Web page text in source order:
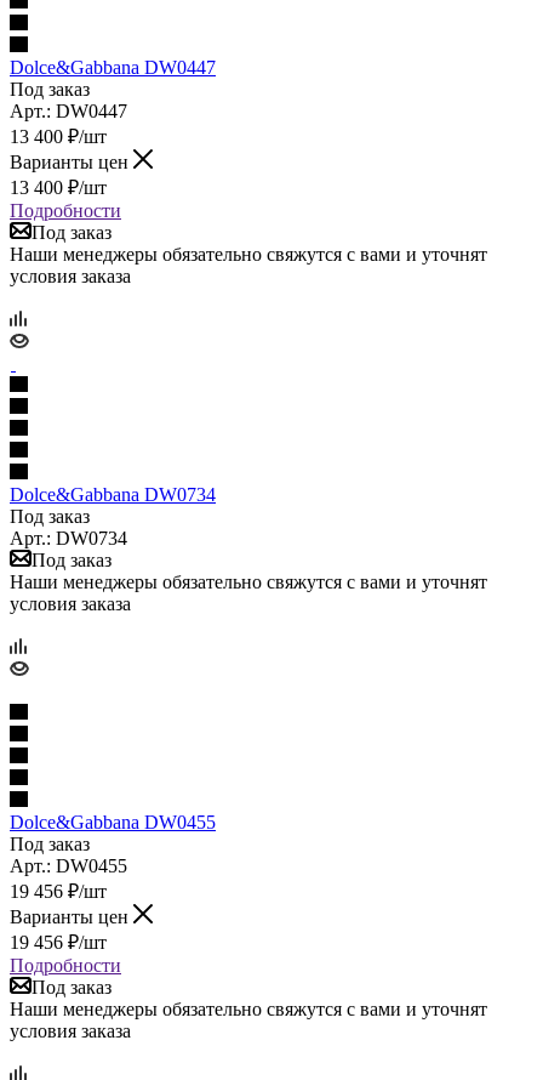
Dolce&Gabbana DW0447
Под заказ
Арт.: DW0447
13 400 ₽/шт
Варианты цен
13 400 ₽/шт
Подробности
Под заказ
Наши менеджеры обязательно свяжутся с вами и уточнят
условия заказа
Dolce&Gabbana DW0734
Под заказ
Арт.: DW0734
Под заказ
Наши менеджеры обязательно свяжутся с вами и уточнят
условия заказа
Dolce&Gabbana DW0455
Под заказ
Арт.: DW0455
19 456 ₽/шт
Варианты цен
19 456 ₽/шт
Подробности
Под заказ
Наши менеджеры обязательно свяжутся с вами и уточнят
условия заказа